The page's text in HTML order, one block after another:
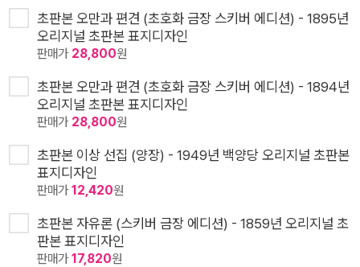
초판본 오만과 편견 (초호화 금장 스키버 에디션) - 1895년
오리지널 초판본 표지디자인
판매가 28,800원
초판본 오만과 편견 (초호화 금장 스키버 에디션) - 1894년
오리지널 초판본 표지디자인
판매가 28,800원
초판본 이상 선집 (양장) - 1949년 백양당 오리지널 초판본
표지디자인
판매가12,420원
초판본 자유론 (스키버 금장 에디션) - 1859년 오리지널 초
판본 표지디자인
판매가17,820원